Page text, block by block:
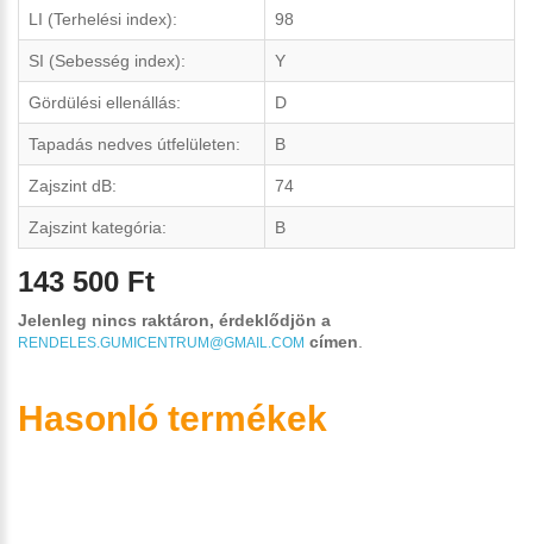
LI (Terhelési index): 98
SI (Sebesség index): Y
Gördülési ellenállás: D
Tapadás nedves útfelületen: B
Zajszint dB: 74
Zajszint kategória: B
143 500 Ft
Jelenleg nincs raktáron, érdeklődjön a
RENDELES.GUMICENTRUM@GMAIL.COM címen
Hasonló termékek